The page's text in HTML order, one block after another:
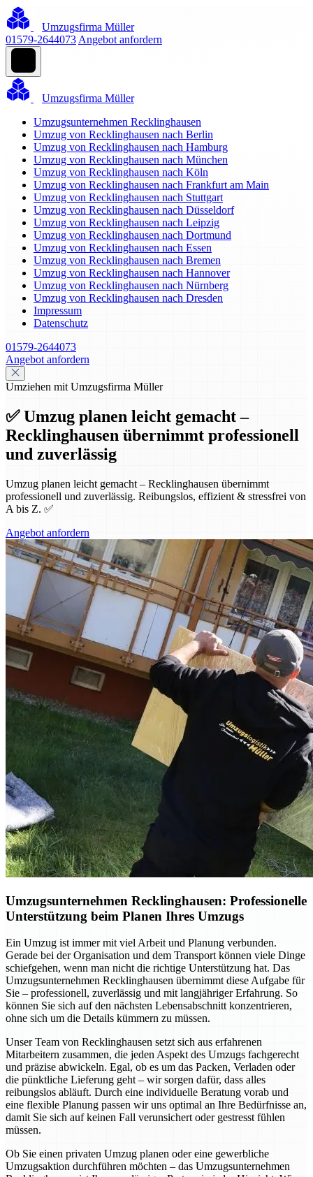
Umzugsfirma Müller
01579-2644073 Angebot anfordern
Umzugsfirma Müller
Umzugsunternehmen Recklinghausen
Umzug von Recklinghausen nach Berlin
Umzug von Recklinghausen nach Hamburg
Umzug von Recklinghausen nach München
Umzug von Recklinghausen nach Köln
Umzug von Recklinghausen nach Frankfurt am Main
Umzug von Recklinghausen nach Stuttgart
Umzug von Recklinghausen nach Düsseldorf
Umzug von Recklinghausen nach Leipzig
Umzug von Recklinghausen nach Dortmund
Umzug von Recklinghausen nach Essen
Umzug von Recklinghausen nach Bremen
Umzug von Recklinghausen nach Hannover
Umzug von Recklinghausen nach Nürnberg
Umzug von Recklinghausen nach Dresden
Impressum
Datenschutz
01579-2644073
Angebot anfordern
Umziehen mit Umzugsfirma Müller
✅ Umzug planen leicht gemacht –
Recklinghausen übernimmt professionell
und zuverlässig
Umzug planen leicht gemacht – Recklinghausen übernimmt
professionell und zuverlässig. Reibungslos, effizient & stressfrei von
A bis Z. ✅
Angebot anfordern
Umzugsunternehmen Recklinghausen: Professionelle
Unterstützung beim Planen Ihres Umzugs
Ein Umzug ist immer mit viel Arbeit und Planung verbunden.
Gerade bei der Organisation und dem Transport können viele Dinge
schiefgehen, wenn man nicht die richtige Unterstützung hat. Das
Umzugsunternehmen Recklinghausen übernimmt diese Aufgabe für
Sie – professionell, zuverlässig und mit langjähriger Erfahrung. So
können Sie sich auf den nächsten Lebensabschnitt konzentrieren,
ohne sich um die Details kümmern zu müssen.
Unser Team von Recklinghausen setzt sich aus erfahrenen
Mitarbeitern zusammen, die jeden Aspekt des Umzugs fachgerecht
und präzise abwickeln. Egal, ob es um das Packen, Verladen oder
die pünktliche Lieferung geht – wir sorgen dafür, dass alles
reibungslos abläuft. Durch eine individuelle Beratung vorab und
eine flexible Planung passen wir uns optimal an Ihre Bedürfnisse an,
damit Sie sich auf keinen Fall verunsichert oder gestresst fühlen
müssen.
Ob Sie einen privaten Umzug planen oder eine gewerbliche
Umzugsaktion durchführen möchten – das Umzugsunternehmen